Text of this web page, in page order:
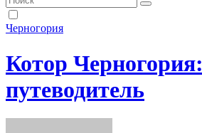
Черногория
Котор Черногория:
путеводитель